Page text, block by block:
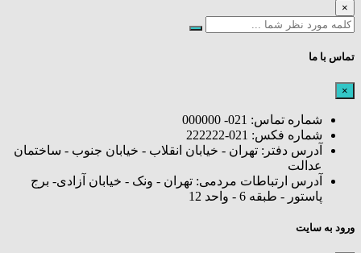
×
تماس با ما
×
شماره تماس: 021- 000000
شماره فکس: 021-222222
آدرس دفتر: تهران - خیابان انقلاب - خیابان جنوب - ساختمان
عدالت
آدرس ارتباطات مردمی: تهران - ونک - خیابان آزادی- برج
پاستور - طبقه 6 - واحد 12
ورود به سایت